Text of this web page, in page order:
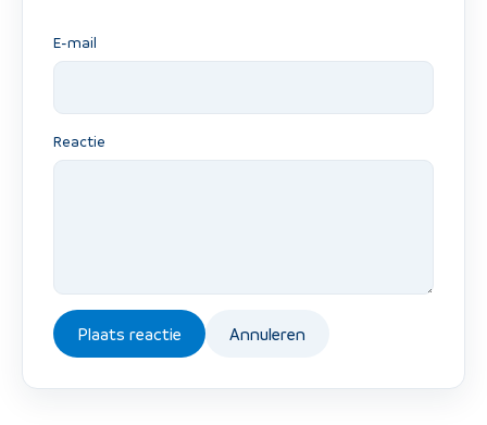
E-mail
Reactie
Plaats reactie Annuleren